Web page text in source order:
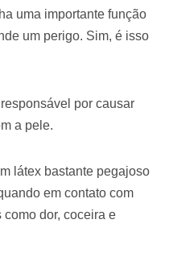
uma importante função
um perigo. Sim, é isso
por causar
a pele.
látex bastante pegajoso
em contato com
dor, coceira e